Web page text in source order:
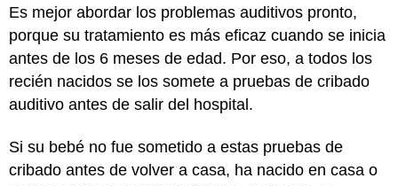
Es mejor abordar los problemas auditivos pronto,
porque su tratamiento es más eficaz cuando se inicia
antes de los 6 meses de edad. Por eso, a todos los
recién nacidos se los somete a pruebas de cribado
auditivo antes de salir del hospital.
Si su bebé no fue sometido a estas pruebas de
cribado antes de volver a casa, ha nacido en casa o